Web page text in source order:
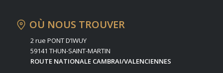
OÙ NOUS TROUVER
2 rue PONT D’IWUY
59141 THUN-SAINT-MARTIN
ROUTE NATIONALE CAMBRAI/VALENCIENNES